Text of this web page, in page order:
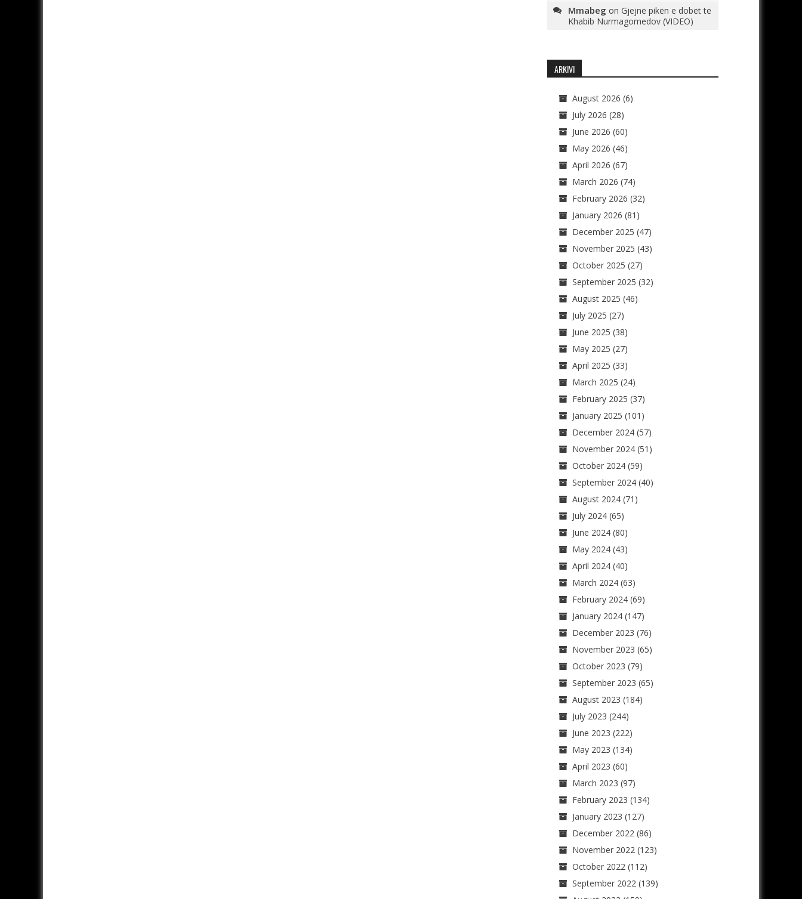
Mmabeg on Gjejnë pikën e dobët të
Khabib Nurmagomedov (VIDEO)
ARKIVI
August 2026 (6)
July 2026 (28)
June 2026 (60)
May 2026 (46)
April 2026 (67)
March 2026 (74)
February 2026 (32)
January 2026 (81)
December 2025 (47)
November 2025 (43)
October 2025 (27)
September 2025 (32)
August 2025 (46)
July 2025 (27)
June 2025 (38)
May 2025 (27)
April 2025 (33)
March 2025 (24)
February 2025 (37)
January 2025 (101)
December 2024(57)
November 2024(51)
October 2024(59)
September 2024(40)
August 2024(71)
July 2024(65)
June 2024(80)
May 2024(43)
April 2024(40)
March 2024(63)
February 2024(69)
January 2024(147)
December 2023 (76)
November 2023 (65)
October 2023 (79)
September 2023 (65)
August 2023 (184)
July 2023 (244)
June 2023 (222)
May 2023 (134)
April 2023 (60)
March 2023 (97)
February 2023 (134)
January 2023 (127)
December 2022(86)
November 2022(123)
October 2022(112)
September 2022(139)